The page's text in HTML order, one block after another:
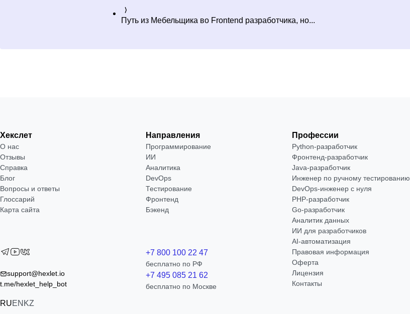
Путь из Мебельщика во Frontend разработчика, но...
Хекслет
О нас
Отзывы
Справка
Блог
Вопросы и ответы
Глоссарий
Карта сайта
Направления
Программирование
ИИ
Аналитика
DevOps
Тестирование
Фронтенд
Бэкенд
Профессии
Python-разработчик
Фронтенд-разработчик
Java-разработчик
Инженер по ручному тестированию
DevOps-инженер с нуля
РНР-разработчик
Go-разработчик
Аналитик данных
ИИ для разработчиков
AI-автоматизация
support@hexlet.io
t.me/hexlet_help_bot
RUEN KZ
+7 800 100 22 47
бесплатно по РФ
+7 495 085 21 62
бесплатно по Москве
Правовая информация
Оферта
Лицензия
Контакты